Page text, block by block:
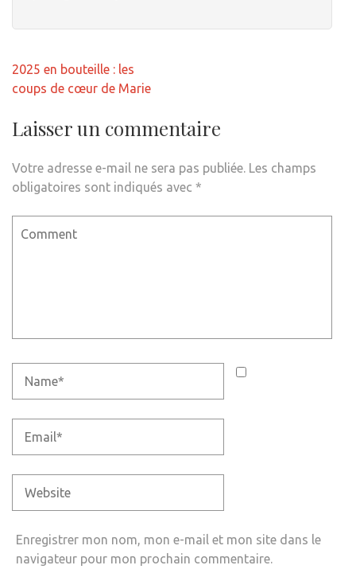
Navigation
de
2025 en bouteille : les
coups de cœur de Marie
Laisser un commentaire
Votre adresse e-mail ne sera pas publiée. Les champs
obligatoires sont indiqués avec *
Enregistrer mon nom, mon e-mail et mon site dans le
navigateur pour mon prochain commentaire.